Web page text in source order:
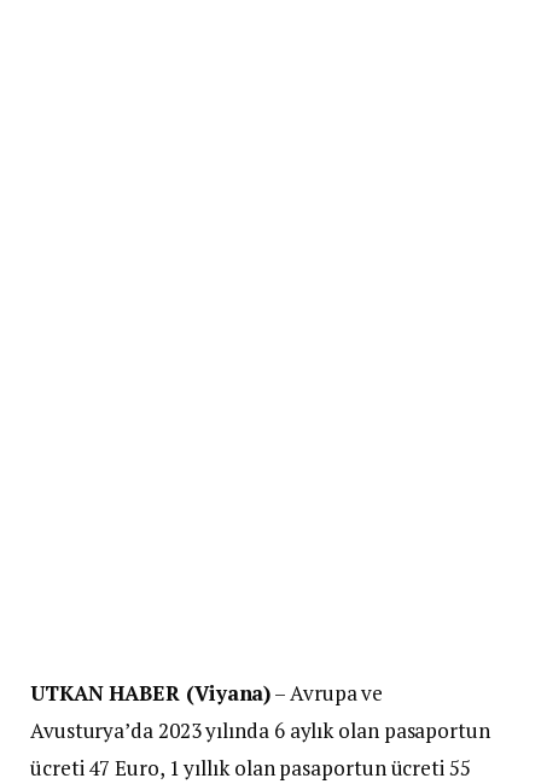
UTKAN HABER (Viyana)– Avrupa ve
Avusturya’da 2023 yılında 6 aylık olan pasaportun
ücreti 47 Euro, 1 yıllık olan pasaportun ücreti 55